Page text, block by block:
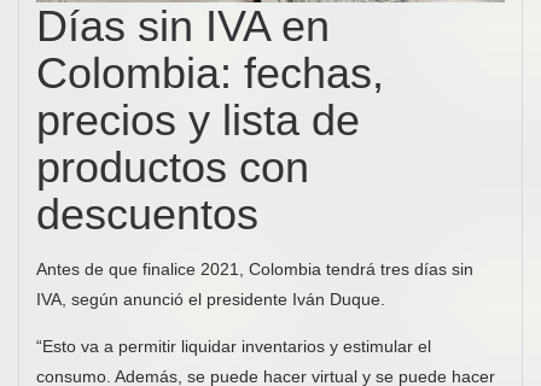
Días sin IVA en
Colombia: fechas,
precios y lista de
productos con
descuentos
Antes de que finalice 2021, Colombia tendrá tres días sin
IVA, según anunció el presidente Iván Duque.
“Esto va a permitir liquidar inventarios y estimular el
consumo. Además, se puede hacer virtual y se puede hacer